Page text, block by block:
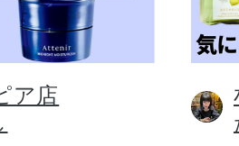
ア店